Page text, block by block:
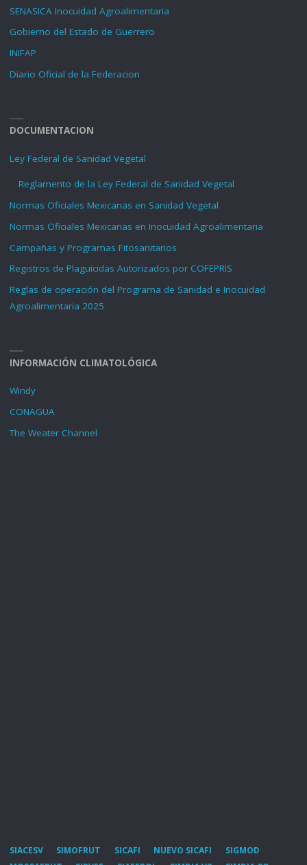
SENASICA Inocuidad Agroalimentaria
Gobierno del Estado de Guerrero
INIFAP
Diario Oficial de la Federacion
DOCUMENTACION
Ley Federal de Sanidad Vegetal
Reglamento de la Ley Federal de Sanidad Vegetal
Normas Oficiales Mexicanas en Sanidad Vegetal
Normas Oficiales Mexicanas en Inocuidad Agroalimentaria
Campañas y Programas Fitosanitarios
Registros de Plaguicidas Autorizados por COFEPRIS
Reglas de operación del Programa de Sanidad e Inocuidad
Agroalimentaria 2025
INFORMACIÓN CLIMATOLÓGICA
Windy
CONAGUA
The Weater Channel
SIACESV SIMOFRUT SICAFI NUEVO SICAFI
SIGMOD